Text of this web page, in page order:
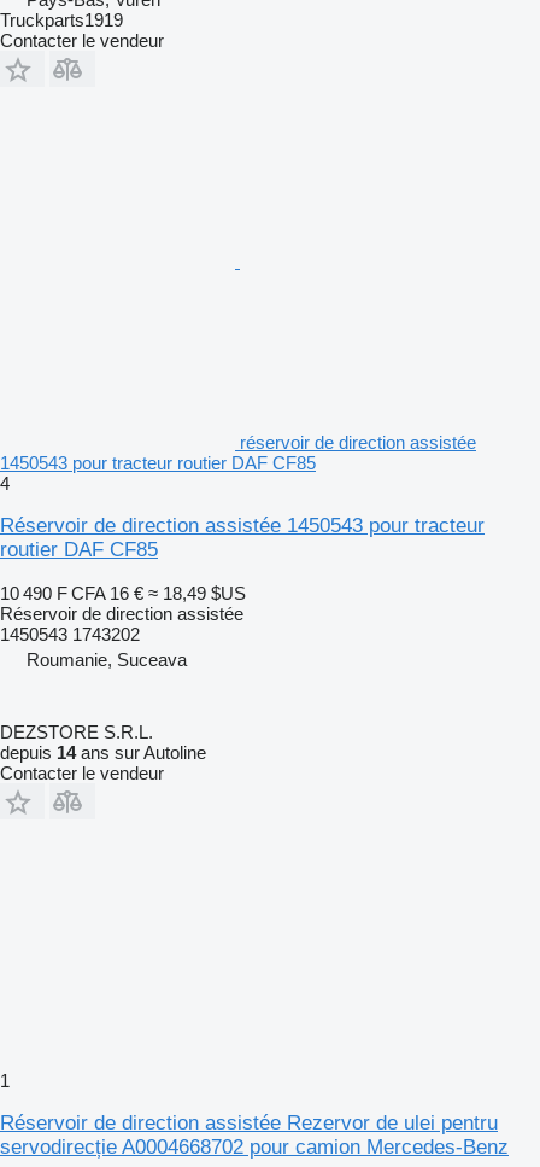
Truckparts1919
Contacter le vendeur
réservoir de direction assistée
1450543 pour tracteur routier DAF CF85
4
Réservoir de direction assistée 1450543 pour tracteur
routier DAF CF85
10 490 F CFA 16 € ≈ 18,49 $US
Réservoir de direction assistée
1450543 1743202
Roumanie, Suceava
DEZSTORE S.R.L.
depuis 14ans sur Autoline
Contacter le vendeur
1
Réservoir de direction assistée Rezervor de ulei pentru
servodirecție A0004668702 pour camion Mercedes-Benz